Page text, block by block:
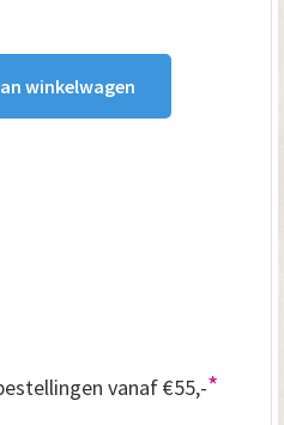
winkelwagen
vanaf €55,-*